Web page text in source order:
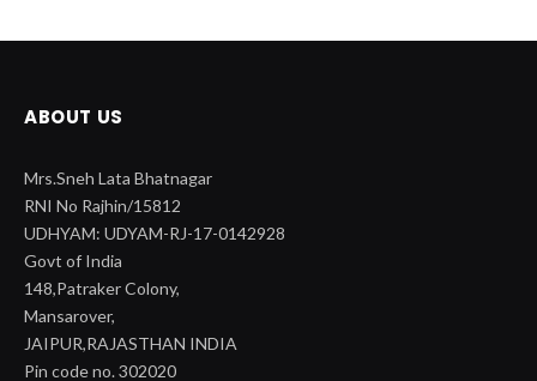
ABOUT US
Mrs.Sneh Lata Bhatnagar
RNI No Rajhin/15812
UDHYAM: UDYAM-RJ-17-0142928
Govt of India
148,Patraker Colony,
Mansarover,
JAIPUR,RAJASTHAN INDIA
Pin code no. 302020